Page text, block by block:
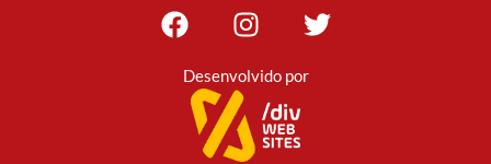
Desenvolvido por